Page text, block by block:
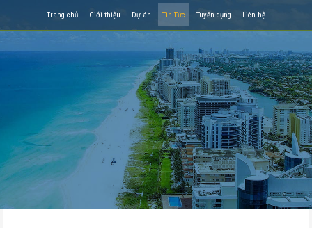
Trang chủ Giới thiệu Dự án Tin Tức Tuyển dụng Liên hệ